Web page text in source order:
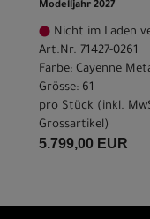
Modelljahr 2027
Nicht im Laden
Art.Nr. 71427-0261
Farbe: Cayenne
Grösse: 61
pro Stück (inkl.
Grossartikel)
5.799,00 EUR